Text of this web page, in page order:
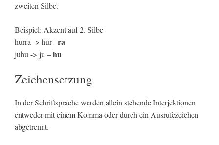
zweiten Silbe.
Beispiel: Akzent auf 2. Silbe
hurra -> hur –ra
juhu -> ju –hu
Zeichensetzung
In der Schriftsprache werden allein stehende Interjektionen
entweder mit einem Komma oder durch ein Ausrufezeichen
abgetrennt.